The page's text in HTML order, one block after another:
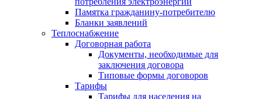
Памятка гражданину-потребителю
Бланки заявлений
Теплоснабжение
Договорная работа
Документы, необходимые для
заключения договора
Типовые формы договоров
Тарифы
Тарифы для населения на